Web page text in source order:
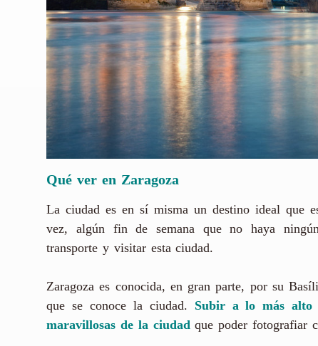
Qué ver en Zaragoza
La ciudad es en sí misma un destino ideal que
vez, algún fin de semana que no haya
transporte y visitar esta ciudad.
Zaragoza es conocida, en gran parte, por su
que se conoce la ciudad. Subir a lo más alto
maravillosas de la ciudad que poder fotografiar